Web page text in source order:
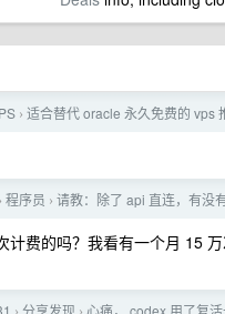
› 适合替代 oracle 永久免费的 vps
› 程序员 › 请教：除了 api 直连，有没
计费的吗？我看有一个月 15
分享发现 心痛， codex 用了复